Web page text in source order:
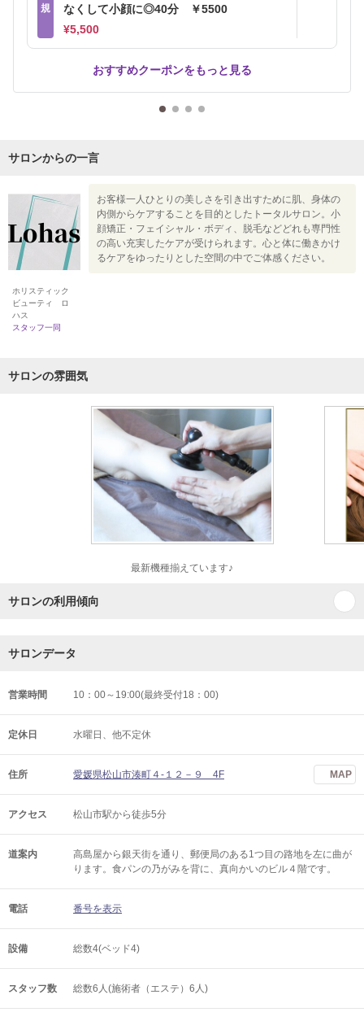
規
なくして小顔に◎40分 ￥5500
¥5,500
おすすめクーポンをもっと見る
サロンからの一言
ホリスティック
ビューティ ロ
ハス
スタッフ一同
お客様一人ひとりの美しさを引き出すために肌、身体の
内側からケアすることを目的としたトータルサロン。小
顔矯正・フェイシャル・ボディ、脱毛などどれも専門性
の高い充実したケアが受けられます。心と体に働きかけ
るケアをゆったりとした空間の中でご体感ください。
サロンの雰囲気
最新機種揃えています♪
サロンの利用傾向
サロンデータ
営業時間 10：00～19:00(最終受付18：00)
定休日 水曜日、他不定休
住所 愛媛県松山市湊町４-１２－９ 4F MAP
アクセス 松山市駅から徒歩5分
道案内
高島屋から銀天街を通り、郵便局のある1つ目の路地を左に曲が
ります。食パンの乃がみを背に、真向かいのビル４階です。
電話 番号を表示
設備 総数4(ベッド4)
スタッフ数 総数6人(施術者（エステ）6人)